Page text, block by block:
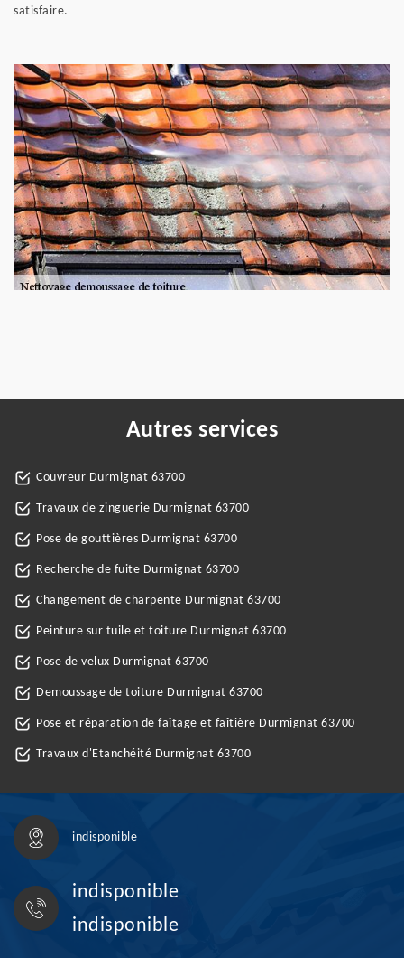
satisfaire.
Autres services
Couvreur Durmignat 63700
Travaux de zinguerie Durmignat 63700
Pose de gouttières Durmignat 63700
Recherche de fuite Durmignat 63700
Changement de charpente Durmignat 63700
Peinture sur tuile et toiture Durmignat 63700
Pose de velux Durmignat 63700
Demoussage de toiture Durmignat 63700
Pose et réparation de faîtage et faîtière Durmignat 63700
Travaux d'Etanchéité Durmignat 63700
indisponible
indisponible
indisponible